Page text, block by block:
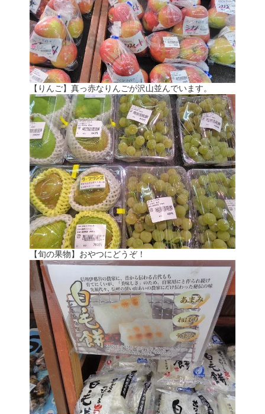
【りんご】真っ赤なりんごが沢山並んでいます。
【旬の果物】おやつにどうぞ！